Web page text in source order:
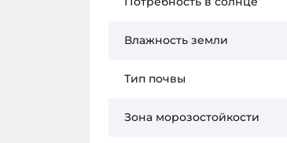
Влажность земли
Тип почвы
Зона морозостойкости